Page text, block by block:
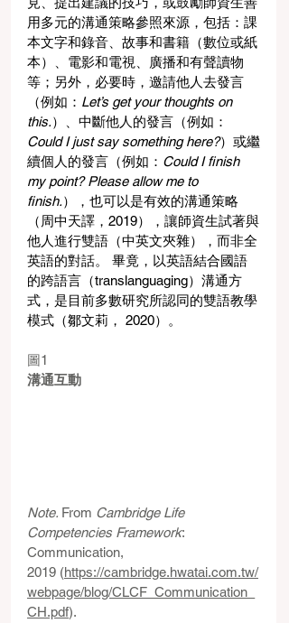
用多元的溝通策略參照來源，包括：課
本文字和錄音、故事和書籍（數位或紙
本）、電影和電視、廣播和有聲讀物
等；另外，必要時，邀請他人去發言
（例如： Let’s get your thoughts on
this.）、中斷他人的發言（例如：
Could I just say something here?）或繼
續個人的發言（例如： Could I finish
my point? Please allow me to
finish.），也可以是有效的溝通策略
（周中天譯，2019），讓師資生試著與
他人進行雙語（中英文夾雜），而非全
英語的對話。 畢竟，以英語結合國語
的跨語言（translanguaging）溝通方
式，是目前多數研究所認同的雙語教學
模式（鄒文莉， 2020）。
圖1
溝通互動
Note. From Cambridge Life
Competencies Framework:
Communication,
2019 (https://cambridge.hwatai.com.tw/
webpage/blog/CLCF_Communication_
CH.pdf).